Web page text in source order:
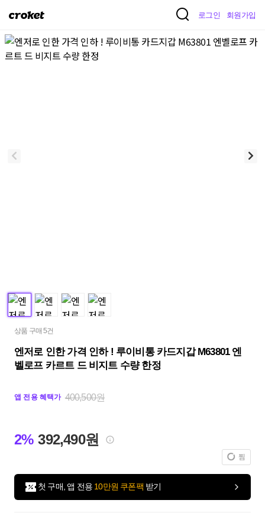
크
켓
로그인 회원가입
상품 구매 5건
엔저로 인한 가격 인하 ! 루이비통 카드지갑 M63801 엔
벨로프 카르트 드 비지트 수량 한정
앱 전용 혜택가 400,500원
2% 392,490원
찜
첫 구매, 앱 전용 10만원 쿠폰팩 받기